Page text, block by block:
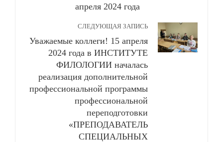
апреля 2024 года
СЛЕДУЮЩАЯ ЗАПИСЬ
Уважаемые коллеги! 15 апреля
2024 года в ИНСТИТУТЕ
ФИЛОЛОГИИ началась
реализация дополнительной
профессиональной программы
профессиональной
переподготовки
«ПРЕПОДАВАТЕЛЬ
СПЕЦИАЛЬНЫХ